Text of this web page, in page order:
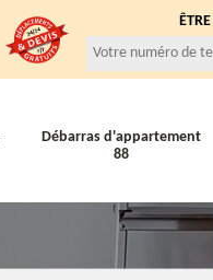
Débarras d'appartement
88